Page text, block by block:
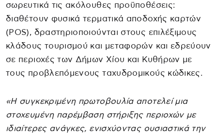
σωρευτικά τις ακόλουθες προϋποθέσεις:
διαθέτουν φυσικά τερματικά αποδοχής καρτών
(POS), δραστηριοποιούνται στους επιλέξιμους
κλάδους τουρισμού και μεταφορών και εδρεύουν
σε περιοχές των Δήμων Χίου και Κυθήρων με
τους προβλεπόμενους ταχυδρομικούς κώδικες.
«Η συγκεκριμένη πρωτοβουλία αποτελεί μια
στοχευμένη παρέμβαση στήριξης περιοχών με
ιδιαίτερες ανάγκες, ενισχύοντας ουσιαστικά την